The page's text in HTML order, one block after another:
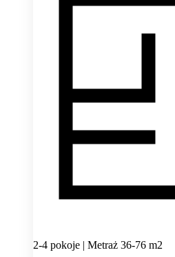
2-4 pokoje | Metraż 36-76 m2